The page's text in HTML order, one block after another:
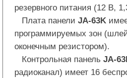
резервного питания (12 В,
Плата панели JA-63K
программируемых зон
оконечным резистором).
Контрольная панель JA-
радиоканал) имеет 16